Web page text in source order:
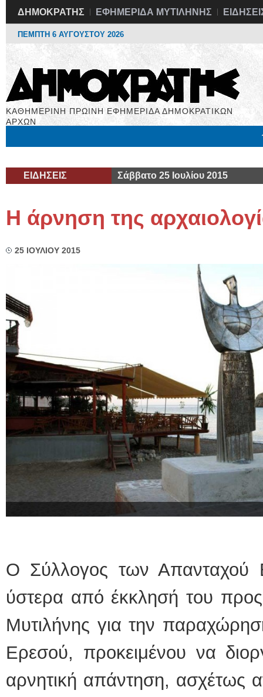
ΔΗΜΟΚΡΑΤΗΣ ΕΦΗΜΕΡΙΔΑ ΜΥΤΙΛΗΝΗΣ
ΠΕΜΠΤΗ 6 ΑΥΓΟΥΣΤΟΥ 2026
ΚΑΘΗΜΕΡΙΝΗ ΠΡΩΙΝΗ ΕΦΗΜΕΡΙΔΑ ΔΗΜΟΚΡΑΤΙΚΩΝ
ΑΡΧΩΝ
ΕΙΔΗΣΕΙΣ Σάββατο 25 Ιουλίου 2015
Η άρνηση της
25 ΙΟΥΛΙΟΥ 2015
Ο Σύλλογος των
ύστερα από έκκλησή του
Μυτιλήνης για την
Ερεσού, προκειμένου να
αρνητική απάντηση, ασχέτως